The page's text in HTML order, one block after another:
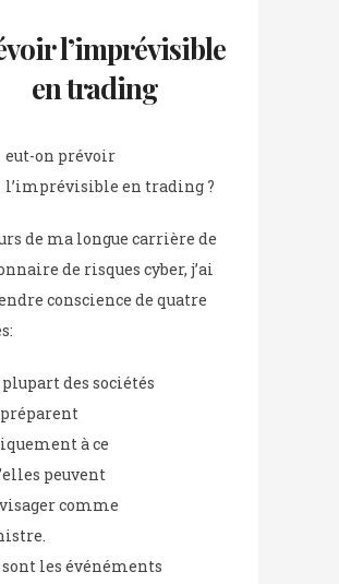
l’imprévisible
en trading
eut-on prévoir
l’imprévisible en trading ?
de ma longue carrière de
de risques cyber, j’ai
conscience de quatre
plupart des sociétés
à ce
peuvent
comme
sont les événéments